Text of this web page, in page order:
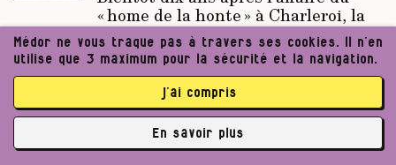
« home de la honte » à Charleroi, la
famille Rodriguez-Boulatiour
continue d’exploiter dix maisons de
repos ou d’accueil à Bruxelles, en
Flandre et en Wallonie.
réuni des documents et des
témoignages qui laissent penser que
plusieurs auraient dû fermer leurs
Médor ne vous traque pas à travers ses cookies. Il n’en
utilise que 3 maximum pour la sécurité et la navigation.
j’ai compris
En savoir plus